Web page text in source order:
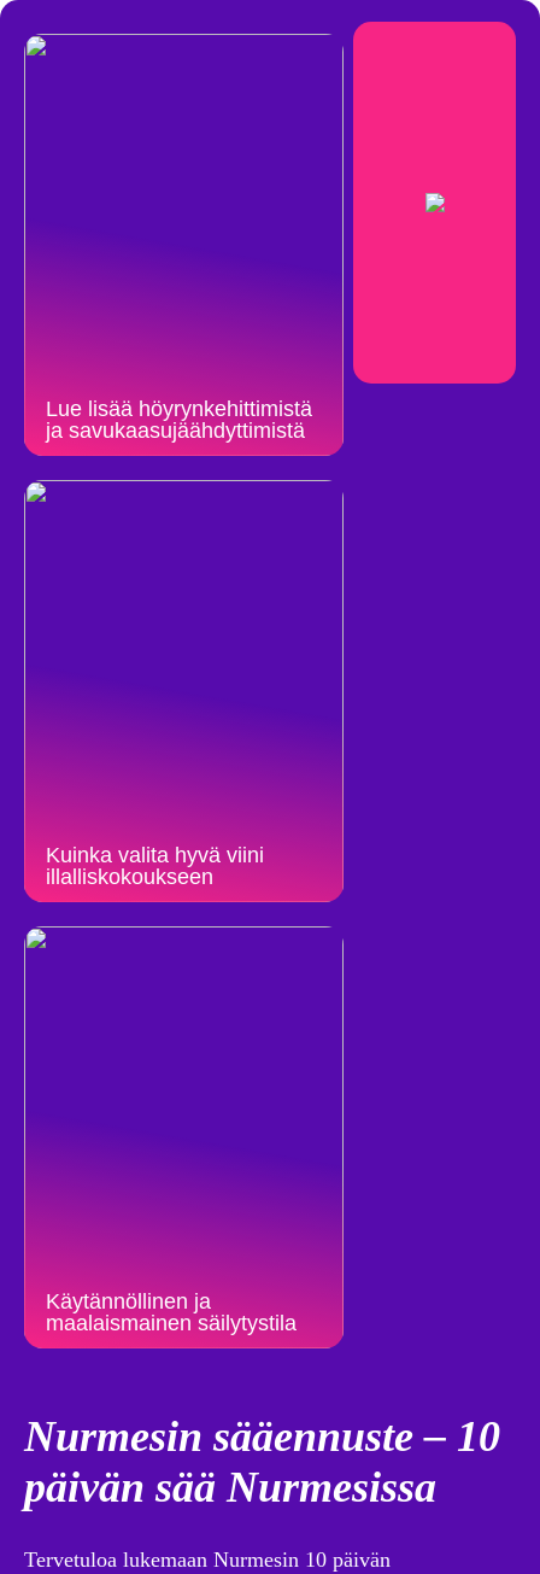
Lue lisää höyrynkehittimistä
ja savukaasujäähdyttimistä
Kuinka valita hyvä viini
illalliskokoukseen
Käytännöllinen ja
maalaismainen säilytystila
Nurmesin sääennuste – 10
päivän sää Nurmesissa
Tervetuloa lukemaan Nurmesin 10 päivän